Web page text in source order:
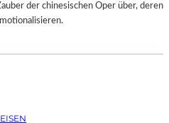
N
der chinesischen Oper über, deren